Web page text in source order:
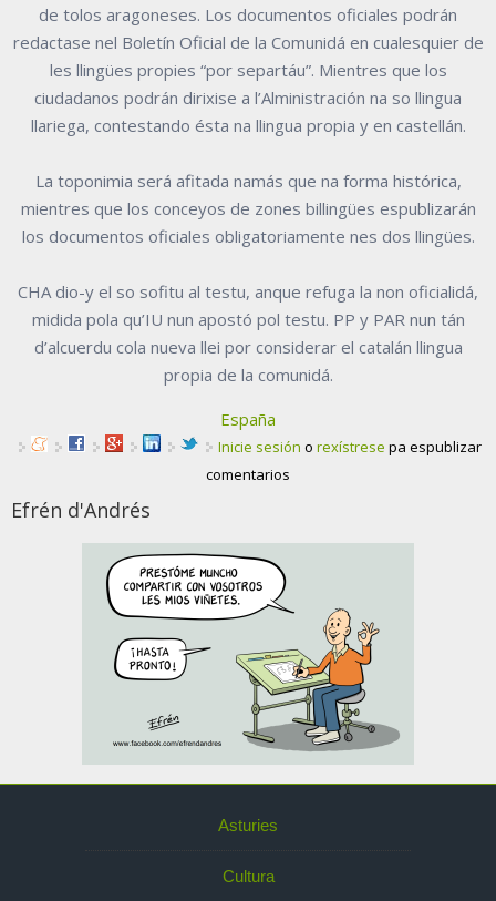
de tolos aragoneses. Los documentos oficiales podrán
redactase nel Boletín Oficial de la Comunidá en cualesquier de
les llingües propies “por separtáu”. Mientres que los
ciudadanos podrán dirixise a l’Alministración na so llingua
llariega, contestando ésta na llingua propia y en castellán.
La toponimia será afitada namás que na forma histórica,
mientres que los conceyos de zones billingües espublizarán
los documentos oficiales obligatoriamente nes dos llingües.
CHA dio-y el so sofitu al testu, anque refuga la non oficialidá,
midida pola qu’IU nun apostó pol testu. PP y PAR nun tán
d’alcuerdu cola nueva llei por considerar el catalán llingua
propia de la comunidá.
España
Inicie sesión o rexístrese pa espublizar
comentarios
Efrén d'Andrés
Asturies
Cultura